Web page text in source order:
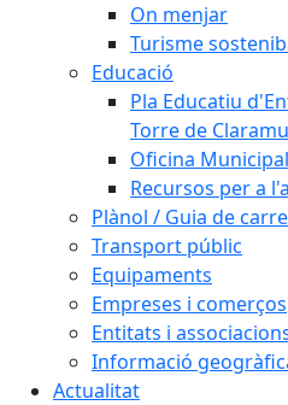
On menjar
Turisme
Educació
Pla Educatiu
Torre de
Oficina
Recursos per a
Plànol / Guia de
Transport públic
Equipaments
Empreses i comerços
Entitats i
Informació
Actualitat